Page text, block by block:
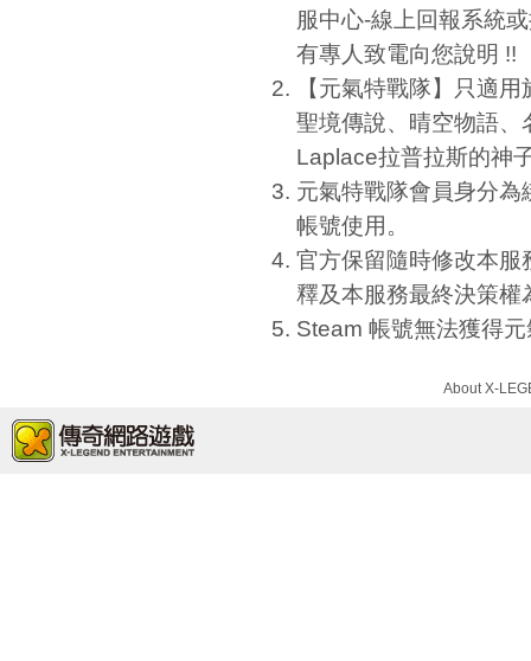
服中心-線上回報系統
有專人致電向您說明 !!
【元氣特戰隊】只適
聖境傳說、晴空物語
Laplace拉普拉斯的神
元氣特戰隊會員身分
帳號使用。
官方保留隨時修改本
釋及本服務最終決策權
Steam 帳號無法獲得
About X-